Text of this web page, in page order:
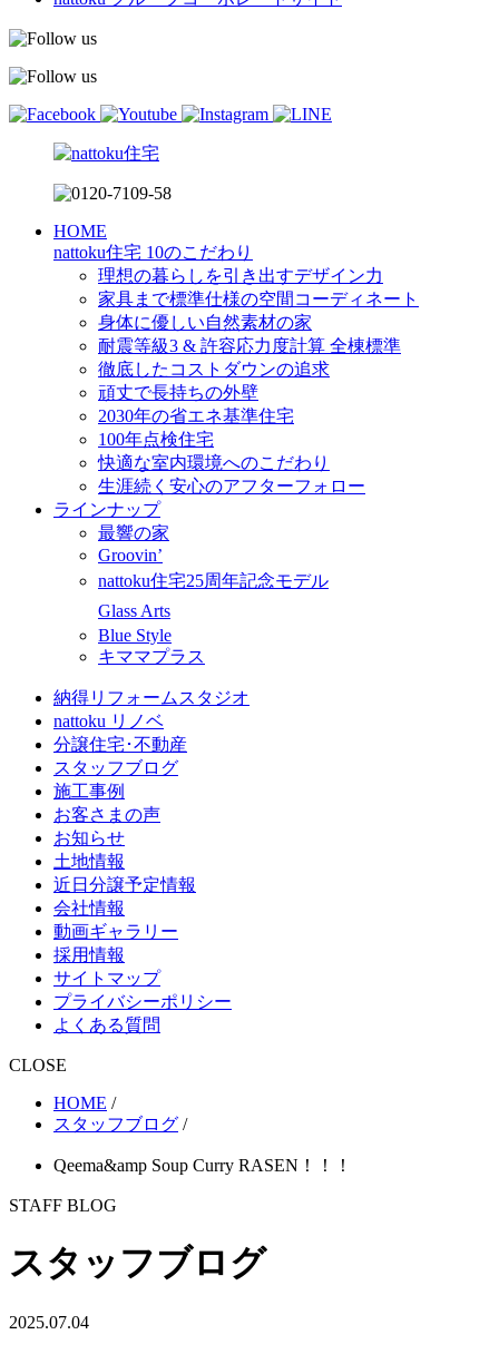
HOME
nattoku住宅 10のこだわり
理想の暮らしを引き出すデザイン力
家具まで標準仕様の空間コーディネート
身体に優しい自然素材の家
耐震等級3 & 許容応力度計算 全棟標準
徹底したコストダウンの追求
頑丈で長持ちの外壁
2030年の省エネ基準住宅
100年点検住宅
快適な室内環境へのこだわり
生涯続く安心のアフターフォロー
ラインナップ
最響の家
Groovin’
nattoku住宅25周年記念モデル
Glass Arts
Blue Style
キママプラス
納得リフォームスタジオ
nattoku リノベ
分譲住宅･不動産
スタッフブログ
施工事例
お客さまの声
お知らせ
土地情報
近日分譲予定情報
会社情報
動画ギャラリー
採用情報
サイトマップ
プライバシーポリシー
よくある質問
CLOSE
HOME /
スタッフブログ /
Qeema&amp Soup Curry RASEN！！！
STAFF BLOG
スタッフブログ
2025.07.04